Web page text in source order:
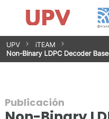
Saltar
contenido
Impacto
Grupos de investigación
Instalaciones
Spin-offs
Contacto
Prácticas
Noticias
Unidad de Igualdad
UPV
iTEAM
Non-Binary LDPC Decoder
Publicación